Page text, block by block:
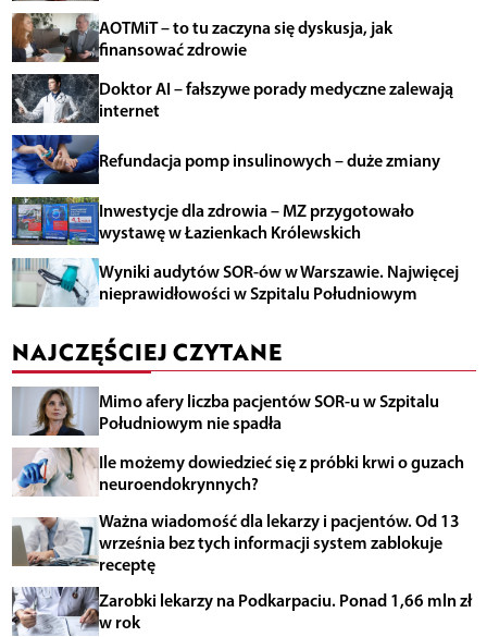
AOTMiT – to tu zaczyna się dyskusja, jak
finansować zdrowie
Doktor AI – fałszywe porady medyczne zalewają
internet
Refundacja pomp insulinowych – duże zmiany
Inwestycje dla zdrowia – MZ przygotowało
wystawę w Łazienkach Królewskich
Wyniki audytów SOR-ów w Warszawie. Najwięcej
nieprawidłowości w Szpitalu Południowym
NAJCZĘŚCIEJ CZYTANE
Mimo afery liczba pacjentów SOR-u w Szpitalu
Południowym nie spadła
Ile możemy dowiedzieć się z próbki krwi o guzach
neuroendokrynnych?
Ważna wiadomość dla lekarzy i pacjentów. Od 13
września bez tych informacji system zablokuje
receptę
Zarobki lekarzy na Podkarpaciu. Ponad 1,66 mln zł
w rok